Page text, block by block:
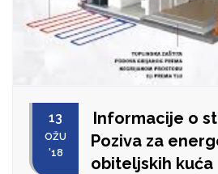
13
OŽU
'18
Informacije o
Poziva za
obiteljskih kuća